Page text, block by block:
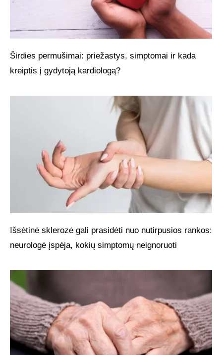
Širdies permušimai: priežastys, simptomai ir kada
kreiptis į gydytoją kardiologą?
Išsėtinė sklerozė gali prasidėti nuo nutirpusios rankos:
neurologė įspėja, kokių simptomų neignoruoti